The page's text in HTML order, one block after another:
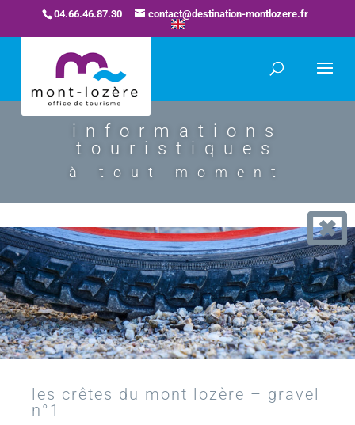
04.66.46.87.30 contact@destination-montlozere.fr
informations
touristiques
à tout moment
les crêtes du mont lozère – gravel
n°1